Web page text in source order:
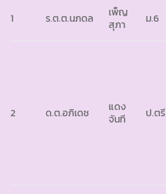
1 ร.ต.ต.นภดล
เพ็ญ
สุภา
ม.6
2 ด.ต.อภิเดช
แดง
จันที
ป.ตรี